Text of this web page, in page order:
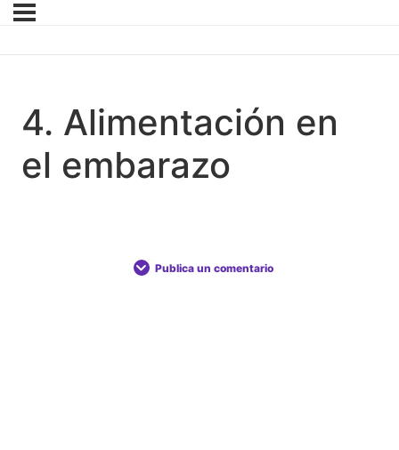
4. Alimentación en
el embarazo
Publica un comentario